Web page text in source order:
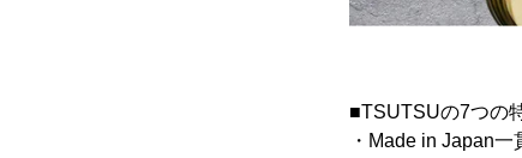
■TSUTSUの7つの
・Made in Japan一